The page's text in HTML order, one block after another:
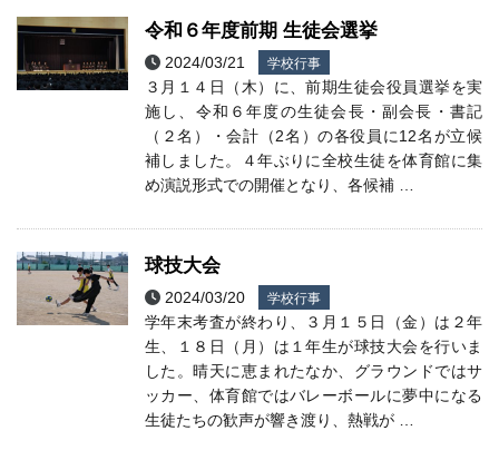
令和６年度前期 生徒会選挙
2024/03/21 学校行事
３月１４日（木）に、前期生徒会役員選挙を実
施し、令和６年度の生徒会長・副会長・書記
（２名）・会計（2名）の各役員に12名が立候
補しました。４年ぶりに全校生徒を体育館に集
め演説形式での開催となり、各候補 …
球技大会
2024/03/20 学校行事
学年末考査が終わり、３月１５日（金）は２年
生、１８日（月）は１年生が球技大会を行いま
した。晴天に恵まれたなか、グラウンドではサ
ッカー、体育館ではバレーボールに夢中になる
生徒たちの歓声が響き渡り、熱戦が …